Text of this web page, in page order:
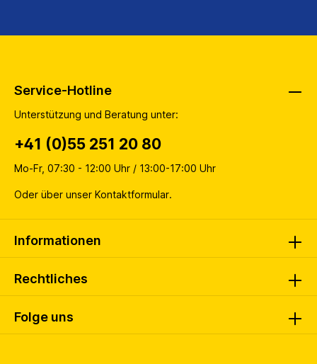
Folge uns
Service-Hotline
Unterstützung und Beratung unter:
+41 (0)55 251 20 80
Mo-Fr, 07:30 - 12:00 Uhr / 13:00-17:00 Uhr
Oder über unser Kontaktformular.
Informationen
Rechtliches